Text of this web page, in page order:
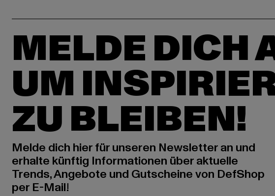
MELDE DICH
UM
ZU BLEIBEN!
Melde dich hier für unseren Newsletter an und
erhalte künftig Informationen über aktuelle
Trends, Angebote und Gutscheine von DefShop
per E-Mail!